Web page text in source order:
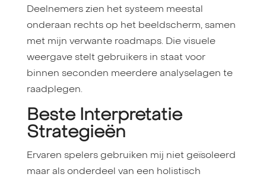
Deelnemers zien het systeem meestal
onderaan rechts op het beeldscherm, samen
met mijn verwante roadmaps. Die visuele
weergave stelt gebruikers in staat voor
binnen seconden meerdere analyselagen te
raadplegen.
Beste Interpretatie
Strategieën
Ervaren spelers gebruiken mij niet geïsoleerd
maar als onderdeel van een holistisch